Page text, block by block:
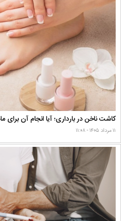
کاشت ناخن در بارداری؛ آیا انجام آن برای
۱۱ مرداد ۱۴۰۵ - ۱۱:۰۸